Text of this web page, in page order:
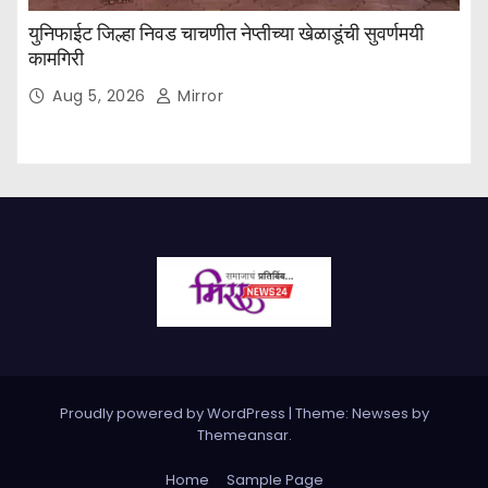
युनिफाईट जिल्हा निवड चाचणीत नेप्तीच्या खेळाडूंची सुवर्णमयी
कामगिरी
Aug 5, 2026 Mirror
Proudly powered by WordPress | Theme: Newses by
Themeansar.
Home Sample Page